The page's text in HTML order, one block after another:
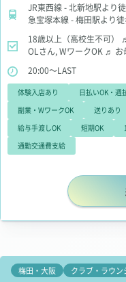
JR東西線 - 北新地駅より
急宝塚本線 - 梅田駅より
阪メトロ谷町線 - 東梅田
り徒歩 6分京都線 - 大阪駅
18歳以上（高校生不可）
OLさん, WワークOK ♬ お
20:00～LAST
体験入店あり 日払いOK・週
副業・WワークOK
送りあり
給与手渡しOK
短期OK
通勤交通費支給
梅田・大阪
クラブ・ラウン